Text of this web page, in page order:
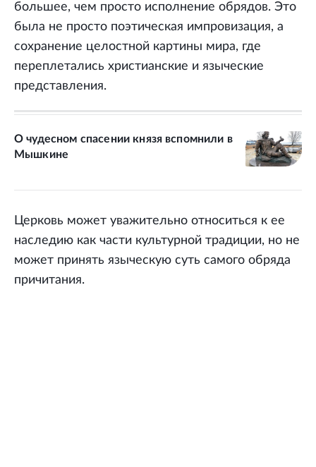
большее, чем просто исполнение обрядов. Это
была не просто поэтическая импровизация, а
сохранение целостной картины мира, где
переплетались христианские и языческие
представления.
О чудесном спасении князя вспомнили в
Мышкине
Церковь может уважительно относиться к ее
наследию как части культурной традиции, но не
может принять языческую суть самого обряда
причитания.